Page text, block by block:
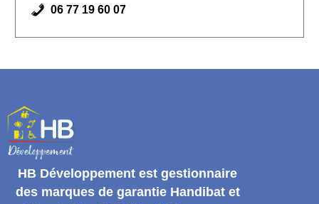
06 77 19 60 07
HB Développement est gestionnaire
des marques de garantie Handibat et